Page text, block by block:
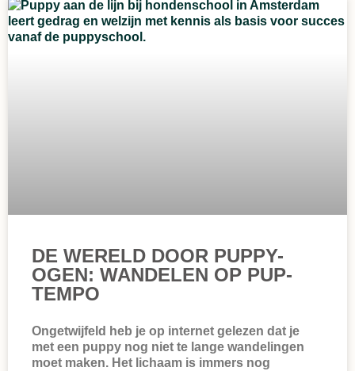
DE WERELD DOOR PUPPY-
OGEN: WANDELEN OP PUP-
TEMPO
Ongetwijfeld heb je op internet gelezen dat je
met een puppy nog niet te lange wandelingen
moet maken. Het lichaam is immers nog